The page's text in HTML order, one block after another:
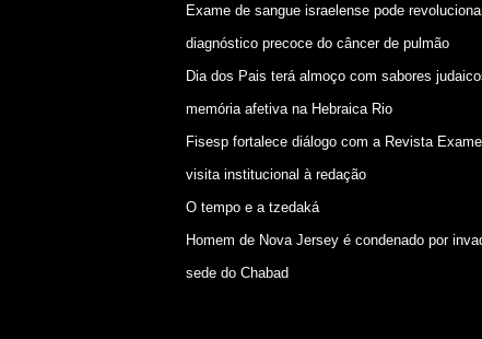
Exame de sangue israelense pode
diagnóstico precoce do câncer de pulmão
Dia dos Pais terá almoço com sabores
memória afetiva na Hebraica Rio
Fisesp fortalece diálogo com a Revista
visita institucional à redação
O tempo e a tzedaká
Homem de Nova Jersey é condenado por
sede do Chabad